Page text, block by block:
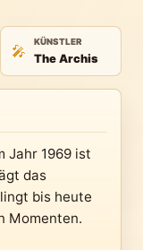
🎤
KÜNSTLER
The Archis
Jahr 1969 ist
das
bis heute
Momenten.